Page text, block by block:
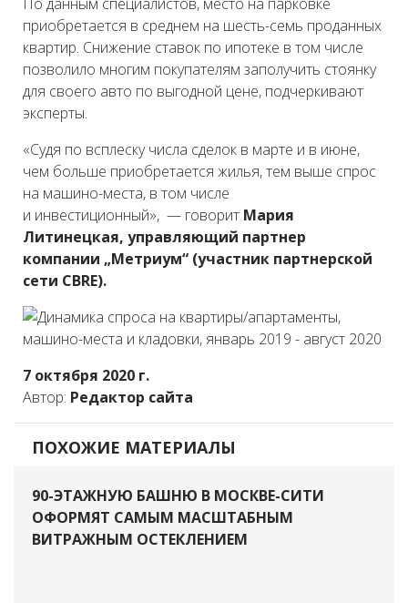
приобретается в среднем на шесть-семь проданных
квартир. Снижение ставок по ипотеке в том числе
позволило многим покупателям заполучить стоянку
для своего авто по выгодной цене, подчеркивают
эксперты.
«Судя по всплеску числа сделок в марте и в июне,
чем больше приобретается жилья, тем выше спрос
на машино-места, в том числе
и инвестиционный», — говорит Мария
Литинецкая, управляющий партнер
компании „Метриум“ (участник партнерской
сети CBRE).
7 октября 2020 г.
Автор: Редактор сайта
ПОХОЖИЕ МАТЕРИАЛЫ
90-ЭТАЖНУЮ БАШНЮ В МОСКВЕ-СИТИ
ОФОРМЯТ САМЫМ МАСШТАБНЫМ
ВИТРАЖНЫМ ОСТЕКЛЕНИЕМ